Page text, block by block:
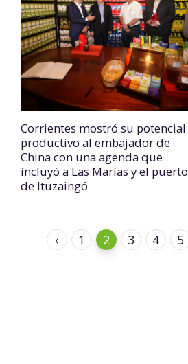
Corrientes mostró su potencial
productivo al embajador de
China con una agenda que
incluyó a Las Marías y el puerto
de Ituzaingó
‹ 1 2 3 4 5